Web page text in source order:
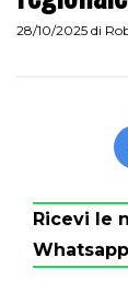
28/10/2025 di
Ricevi le